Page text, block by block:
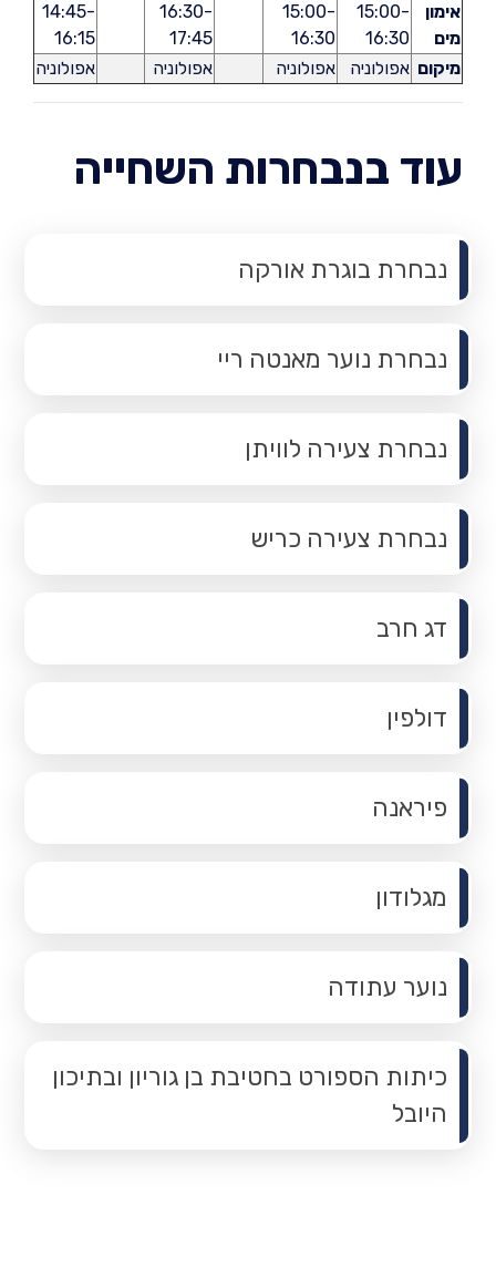
אימון
מים
15:00-
16:30
15:00-
16:30
16:30-
17:45
14:45-
16:15
מיקום אפולוניה אפולוניה אפולוניה אפולוניה
עוד בנבחרות השחייה
נבחרת בוגרת אורקה
נבחרת נוער מאנטה ריי
נבחרת צעירה לוויתן
נבחרת צעירה כריש
דג חרב
דולפין
פיראנה
מגלודון
נוער עתודה
כיתות הספורט בחטיבת בן גוריון ובתיכון
היובל